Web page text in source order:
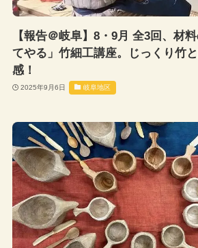
【報告＠岐阜】8・9月 全3回、材
てやる」竹細工講座。じっくり竹
感！
2025年9月6日 岐阜地区